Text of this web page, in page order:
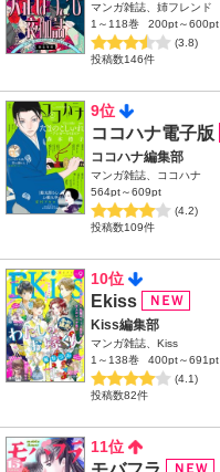
マンガ雑誌、姉フレンド
1～118巻
200pt～600pt
(3.8)
投稿数146件
9位
ココハナ電子版
ココハナ編集部
マンガ雑誌、ココハナ
564pt～609pt
(4.2)
投稿数109件
10位
Ekiss
Kiss編集部
マンガ雑誌、Kiss
1～138巻
400pt～691pt
(4.1)
投稿数82件
11位